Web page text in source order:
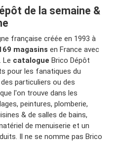
de la semaine &
française créée en 1993 à
magasins en France avec
Le catalogue Brico Dépôt
pour les fanatiques du
particuliers ou des
l'on trouve dans les
peintures, plomberie,
& de salles de bains,
de menuiserie et un
Il ne se nomme pas Brico